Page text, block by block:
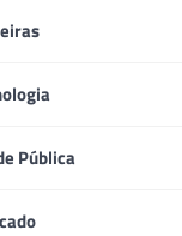
Pública
combate a
mail não será